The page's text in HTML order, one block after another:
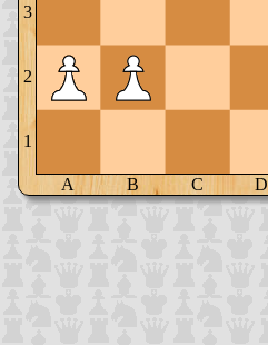
3
2
1
A B C D